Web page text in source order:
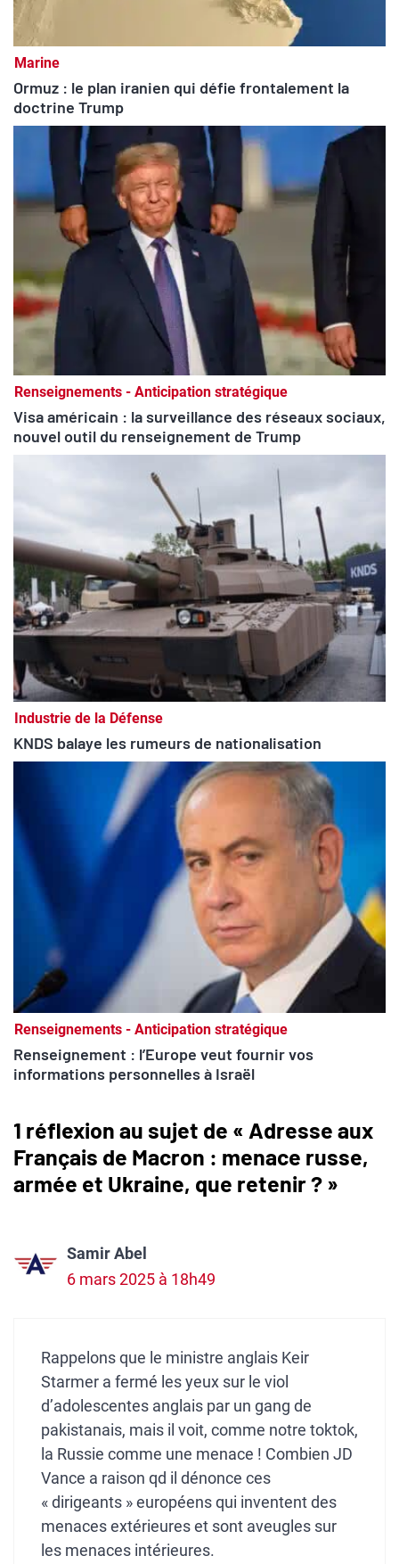
Marine
Ormuz : le plan iranien qui défie frontalement la
doctrine Trump
Renseignements - Anticipation stratégique
Visa américain : la surveillance des réseaux sociaux,
nouvel outil du renseignement de Trump
Industrie de la Défense
KNDS balaye les rumeurs de nationalisation
Renseignements - Anticipation stratégique
Renseignement : l’Europe veut fournir vos
informations personnelles à Israël
1 réflexion au sujet de « Adresse aux
Français de Macron : menace russe,
armée et Ukraine, que retenir ? »
Samir Abel
6 mars 2025 à 18h49
Rappelons que le ministre anglais Keir
Starmer a fermé les yeux sur le viol
d’adolescentes anglais par un gang de
pakistanais, mais il voit, comme notre toktok,
la Russie comme une menace ! Combien JD
Vance a raison qd il dénonce ces
« dirigeants » européens qui inventent des
menaces extérieures et sont aveugles sur
les menaces intérieures.